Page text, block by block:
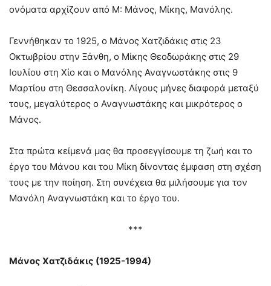
ονόματα αρχίζουν από Μ: Μάνος, Μίκης, Μανόλης.
Γεννήθηκαν το 1925, ο Μάνος Χατζιδάκις στις 23
Οκτωβρίου στην Ξάνθη, ο Μίκης Θεοδωράκης στις 29
Ιουλίου στη Χίο και ο Μανόλης Αναγνωστάκης στις 9
Μαρτίου στη Θεσσαλονίκη. Λίγους μήνες διαφορά μεταξύ
τους, μεγαλύτερος ο Αναγνωστάκης και μικρότερος ο
Μάνος.
Στα πρώτα κείμενά μας θα προσεγγίσουμε τη ζωή και το
έργο του Μάνου και του Μίκη δίνοντας έμφαση στη σχέση
τους με την ποίηση. Στη συνέχεια θα μιλήσουμε για τον
Μανόλη Αναγνωστάκη και το έργο του.
***
Μάνος Χατζιδάκις (1925-1994)